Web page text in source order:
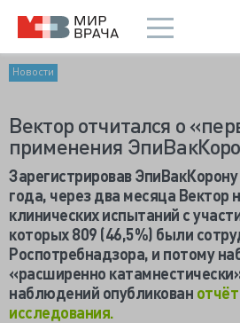
Новости
Вектор отчитался о
применения
Зарегистрировав
года, через два месяца Вектор
клинических испытаний с
которых 809 (46,5%) были
Роспотребнадзора, и потому
«расширенно
наблюдений опубликован
исследования.